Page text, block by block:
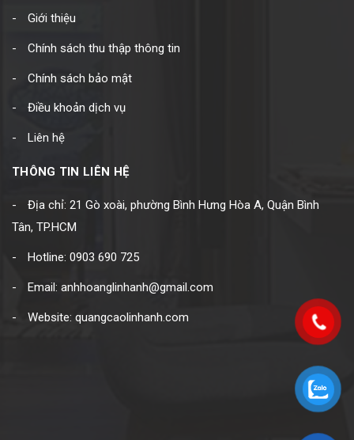
Giới thiệu
Chính sách thu thập thông tin
Chính sách bảo mật
Điều khoản dịch vụ
Liên hệ
THÔNG TIN LIÊN HỆ
Địa chỉ: 21 Gò xoài, phường Bình Hưng Hòa A, Quận Bình
Tân, TP.HCM
Hotline: 0903 690 725
Email: anhhoanglinhanh@gmail.com
Website: quangcaolinhanh.com